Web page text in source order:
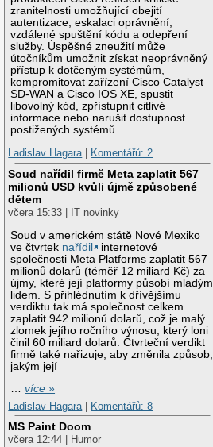
zranitelnosti umožňující obejití
autentizace, eskalaci oprávnění,
vzdálené spuštění kódu a odepření
služby. Úspěšné zneužití může
útočníkům umožnit získat neoprávněný
přístup k dotčeným systémům,
kompromitovat zařízení Cisco Catalyst
SD-WAN a Cisco IOS XE, spustit
libovolný kód, zpřístupnit citlivé
informace nebo narušit dostupnost
postižených systémů.
Ladislav Hagara| Komentářů: 2
Soud nařídil firmě Meta zaplatit 567
milionů USD kvůli újmě způsobené
dětem
včera 15:33 | IT novinky
Soud v americkém státě Nové Mexiko
ve čtvrtek nařídil
internetové
společnosti Meta Platforms zaplatit 567
milionů dolarů (téměř 12 miliard Kč) za
újmy, které její platformy působí mladým
lidem. S přihlédnutím k dřívějšímu
verdiktu tak má společnost celkem
zaplatit 942 milionů dolarů, což je malý
zlomek jejího ročního výnosu, který loni
činil 60 miliard dolarů. Čtvrteční verdikt
firmě také nařizuje, aby změnila způsob,
jakým její
…více »
Ladislav Hagara
Komentářů: 8
MS Paint Doom
včera 12:44 | Humor